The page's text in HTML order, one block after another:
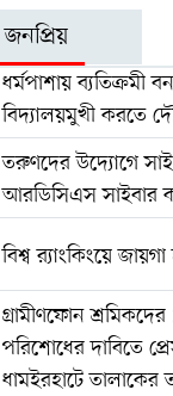
জনপ্রিয়
ধর্মপাশায় ব্যতিক্রমী
বিদ্যালয়মুখী করতে
তরুণদের উদ্যোগে
আরডিসিএস সাইবার
বিশ্ব র‍্যাংকিংয়ে জায়গা
গ্রামীণফোন
পরিশোধের দাবিতে
ধামইরহাটে